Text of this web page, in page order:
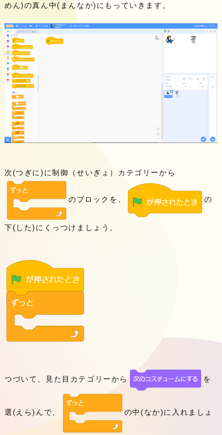
めん)の真ん中(まんなか)にもっていきます。
次(つぎに)に制御（せいぎょ）カテゴリーから
のブロックを、 の
下(した)にくっつけましょう。
つづいて、見た目カテゴリーから を
選(えら)んで、 の中(なか)に入れましょ